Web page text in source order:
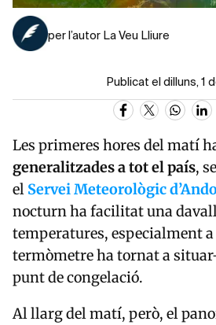
per l’autor La Veu Lliure
Publicat el dilluns,
Les primeres hores del matí
generalitzades a tot el país,
el Servei Meteorològic
nocturn ha facilitat una
temperatures, especialment
termòmetre ha tornat a
punt de congelació.
Al llarg del matí, però, el